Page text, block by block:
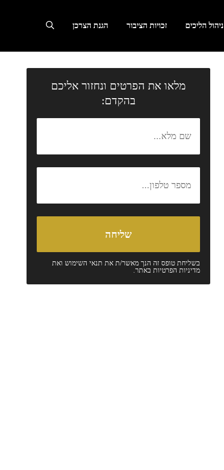
ניהול הליכים זכויות הציבור הגנת הצרכן
מלאו את הפרטים ונחזור אליכם
בהקדם:
בשליחת טופס זה הנך מאשר/ת את תנאי השימושואת
מדיניות הפרטיותבאתר.